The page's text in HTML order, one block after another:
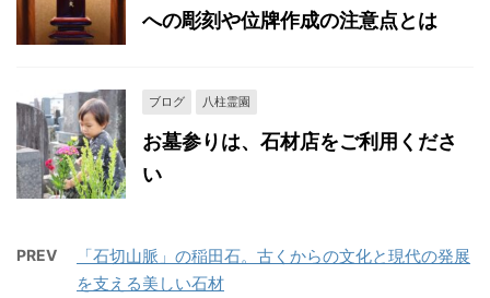
への彫刻や位牌作成の注意点とは
ブログ 八柱霊園
お墓参りは、石材店をご利用くださ
い
PREV
「石切山脈」の稲田石。古くからの文化と現代の発展
を支える美しい石材